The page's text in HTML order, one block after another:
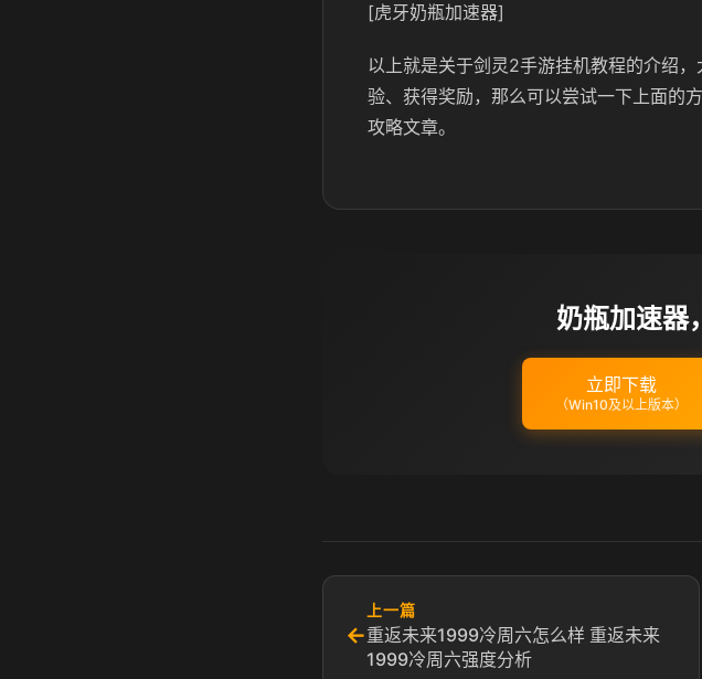
[虎牙奶瓶加速器]
以上就是关于剑灵2手游挂机教程的介绍
验、获得奖励，那么可以尝试一下上面的
攻略文章。
奶瓶加速器
立即下载
（Win10及以上版本）
←
上一篇
重返未来1999冷周六怎么样 重返未来
1999冷周六强度分析